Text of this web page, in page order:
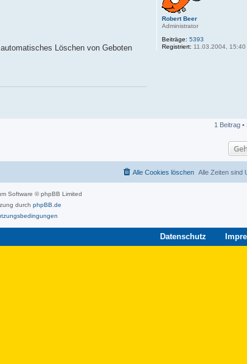
Robert Beer
Administrator
Beiträge: 5393
Registriert: 11.03.2004, 15:40
Löschen von Geboten
1 Beitrag •
Alle Zeiten sind
Alle Cookies löschen
Software © phpBB Limited
durch phpBB.de
Datenschutz